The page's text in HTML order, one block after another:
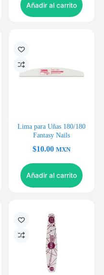
Añadir al carrito
Lima para Uñas 180/180
Fantasy Nails
$10.00 MXN
Añadir al carrito